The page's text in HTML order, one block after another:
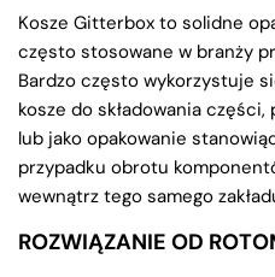
Kosze Gitterbox to solidne
często stosowane w branży
Bardzo często wykorzystuje
kosze do składowania
lub jako opakowanie
przypadku obrotu
wewnątrz tego samego
ROZWIĄZANIE OD